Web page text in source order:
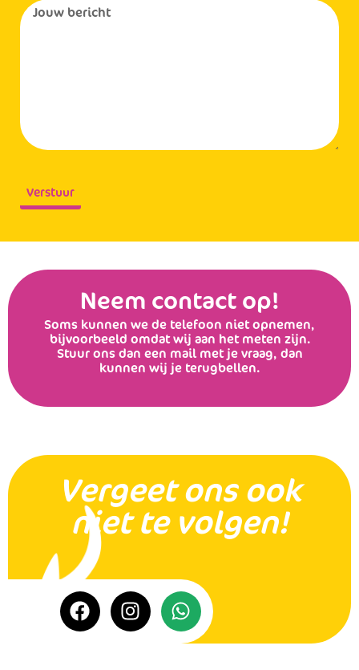
Verstuur
Neem contact op!
Soms kunnen we de telefoon niet opnemen,
bijvoorbeeld omdat wij aan het meten zijn.
Stuur ons dan een mail met je vraag, dan
kunnen wij je terugbellen.
Vergeet ons ook
niet te volgen!